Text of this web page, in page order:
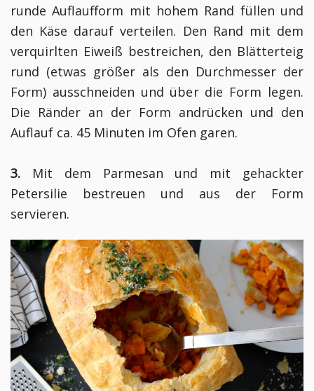
runde Auflaufform mit hohem Rand füllen und
den Käse darauf verteilen. Den Rand mit dem
verquirlten Eiweiß bestreichen, den Blätterteig
rund (etwas größer als den Durchmesser der
Form) ausschneiden und über die Form legen.
Die Ränder an der Form andrücken und den
Auflauf ca. 45 Minuten im Ofen garen.
3. Mit dem Parmesan und mit gehackter
Petersilie bestreuen und aus der Form
servieren.